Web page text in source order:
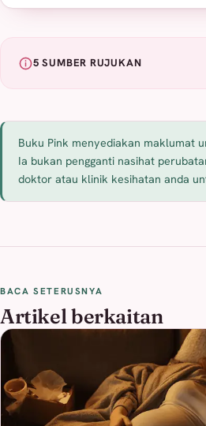
5 SUMBER RUJUKAN
Buku Pink menyediakan maklumat
Ia bukan pengganti nasihat
doktor atau klinik kesihatan anda
BACA SETERUSNYA
Artikel berkaitan